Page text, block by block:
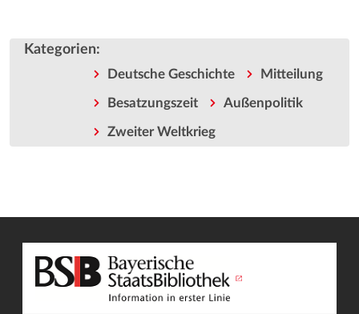
Kategorien:
Deutsche Geschichte Mitteilung
Besatzungszeit Außenpolitik
Zweiter Weltkrieg